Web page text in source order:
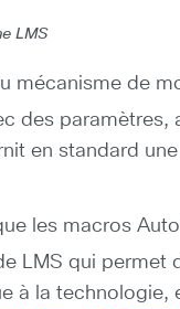
LMS
mécanisme de
des paramètres,
en standard
les macros
LMS qui permet
à la technologie,